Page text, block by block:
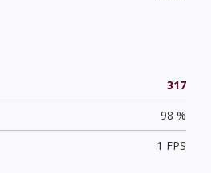
317
98 %
1 FPS